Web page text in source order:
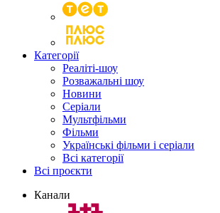
Категорії
Реаліті-шоу
Розважальні шоу
Новини
Серіали
Мультфільми
Фільми
Українські фільми і серіали
Всі категорії
Всі проєкти
Канали